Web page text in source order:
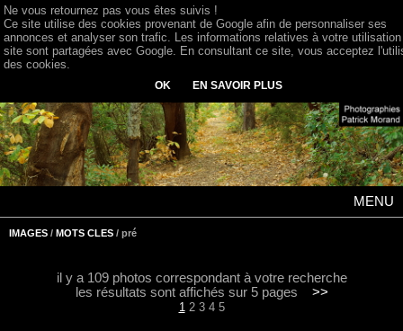
MENU
IMAGES / MOTS CLES / pré
il y a 109 photos correspondant à votre recherche
les résultats sont affichés sur 5 pages >>
1 2 3 4 5
Ne vous retournez pas vous êtes suivis !
Ce site utilise des cookies provenant de Google afin de personnaliser ses
annonces et analyser son trafic. Les informations relatives à votre
site sont partagées avec Google. En consultant ce site, vous acceptez
des cookies.
OK EN SAVOIR PLUS